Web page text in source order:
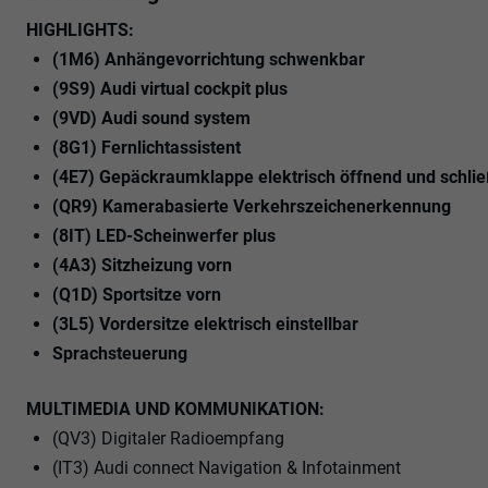
HIGHLIGHTS:
(1M6) Anhängevorrichtung schwenkbar
(9S9) Audi virtual cockpit plus
(9VD) Audi sound system
(8G1) Fernlichtassistent
(4E7) Gepäckraumklappe elektrisch öffnend und
(QR9) Kamerabasierte Verkehrszeichenerkennung
(8IT) LED-Scheinwerfer plus
(4A3) Sitzheizung vorn
(Q1D) Sportsitze vorn
(3L5) Vordersitze elektrisch einstellbar
Sprachsteuerung
MULTIMEDIA UND KOMMUNIKATION:
(QV3) Digitaler Radioempfang
(IT3) Audi connect Navigation & Infotainment